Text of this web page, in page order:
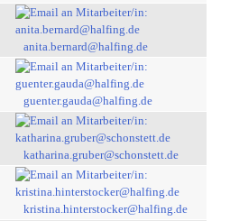
anita.bernard@halfing.de
guenter.gauda@halfing.de
katharina.gruber@schonstett.de
kristina.hinterstocker@halfing.de